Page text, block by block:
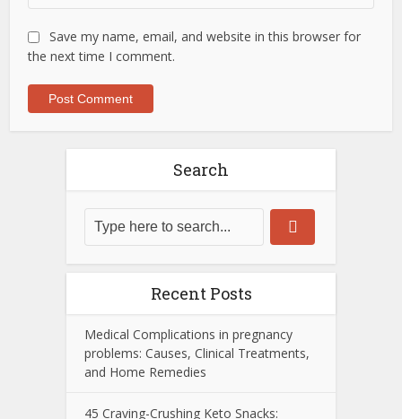
Save my name, email, and website in this browser for
the next time I comment.
Search
Recent Posts
Medical Complications in pregnancy
problems: Causes, Clinical Treatments,
and Home Remedies
45 Craving-Crushing Keto Snacks: